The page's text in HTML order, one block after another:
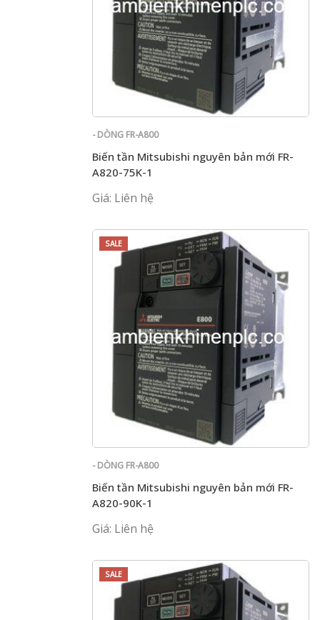
- DÒNG FR-A800
Biến tần Mitsubishi nguyên bản mới FR-
A820-75K-1
Giá: Liên hệ
SALE
- DÒNG FR-A800
Biến tần Mitsubishi nguyên bản mới FR-
A820-90K-1
Giá: Liên hệ
SALE